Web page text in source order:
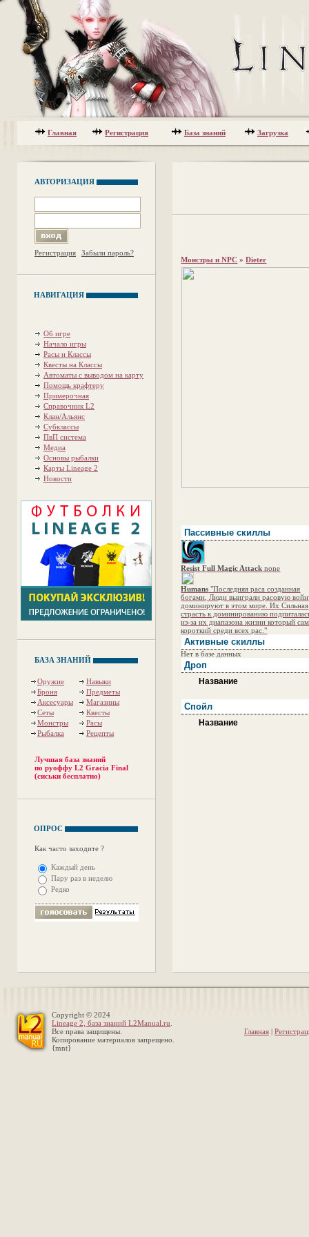
Главная Регистрация База знаний Загрузка
АВТОРИЗАЦИЯ
Регистрация Забыли пароль?
НАВИГАЦИЯ
Об игре
Начало игры
Расы и Классы
Квесты на Классы
Автоматы с выводом на карту
Помощь крафтеру
Примерочная
Справочник L2
Клан/Альянс
Субклассы
ПвП система
Медиа
Основы рыбалки
Карты Lineage 2
Новости
БАЗА ЗНАНИЙ
Оружие
Навыки
Броня
Предметы
Аксесуары
Магазины
Сеты
Квесты
Монстры
Расы
Рыбалка
Рецепты
Лучшая база знаний
по руоффу L2 Gracia Final
(сиськи бесплатно)
ОПРОС
Как часто заходите ?
Каждый день
Пару раз в неделю
Редко
Монстры и NPC »Dieter
Пассивные скиллы
Resist Full Magic Attack none
Humans "Последняя раса созданная
богами, Люди выиграли расовую
доминируют в этом мире. Их Сильная
страсть к доминированию
из-за их диапазона жизни который
короткий среди всех рас."
Активные скиллы
Нет в базе данных
Дроп
Название
Спойл
Название
Copyright © 2024
Lineage 2, база знаний L2Manual.ru
Все права защищены.
Копирование материалов запрещено.
{mnt}
Главная |